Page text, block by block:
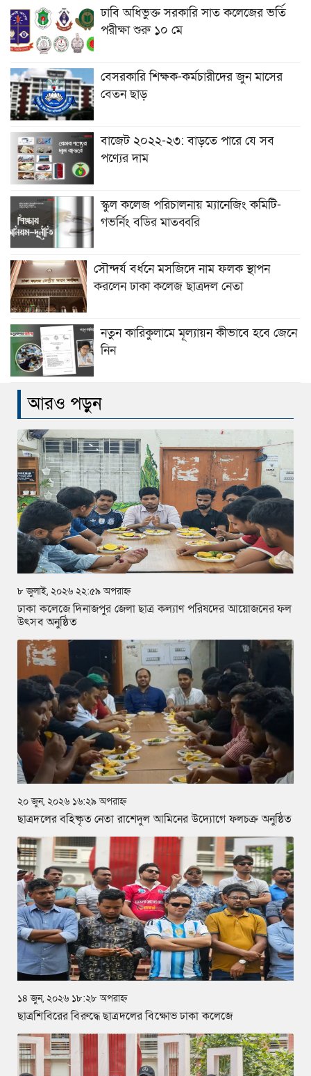
ঢাবি অধিভুক্ত সরকারি সাত কলেজের ভর্তি
পরীক্ষা শুরু ১০ মে
বেসরকারি শিক্ষক-কর্মচারীদের জুন মাসের
বেতন ছাড়
বাজেট ২০২২-২৩: বাড়তে পারে যে সব
পণ্যের দাম
স্কুল কলেজ পরিচালনায় ম্যানেজিং কমিটি-
গভর্নিং বডির মাতব্বরি
সৌন্দর্য বর্ধনে মসজিদে নাম ফলক স্থাপন
করলেন ঢাকা কলেজ ছাত্রদল নেতা
নতুন কারিকুলামে মূল্যায়ন কীভাবে হবে জেনে
নিন
আরও পড়ুন
৮ জুলাই, ২০২৬ ২২:৫৯ অপরাহ্ন
ঢাকা কলেজে দিনাজপুর জেলা ছাত্র কল্যাণ পরিষদের আয়োজনের ফল
উৎসব অনুষ্ঠিত
২০ জুন, ২০২৬ ১৬:২৯ অপরাহ্ন
ছাত্রদলের বহিষ্কৃত নেতা রাশেদুল আমিনের উদ্যোগে ফলচক্র অনুষ্ঠিত
১৪ জুন, ২০২৬ ১৮:২৮ অপরাহ্ন
ছাত্রশিবিরের বিরুদ্ধে ছাত্রদলের বিক্ষোভ ঢাকা কলেজে